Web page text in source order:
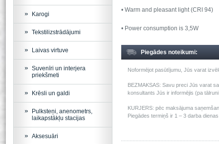
• Warm and pleasant light (CRI 94)
• Power consumption is 3,5W
Piegādes noteikumi:
Noformējot pasūtījumu, Jūs varat
BEZMAKSAS: Savu preci Jūs varat
konsultants Jūs ir informējis (pa
KURJERS: pēc maksājuma
Piegādes termiņš ir 1 – 3 darba
Karogi
Tekstilizstrādājumi
Laivas virtuve
Suvenīri un interjera
priekšmeti
Krēsli un galdi
Pulksteņi, anenometrs,
laikapstākļu stacijas
Aksesuāri